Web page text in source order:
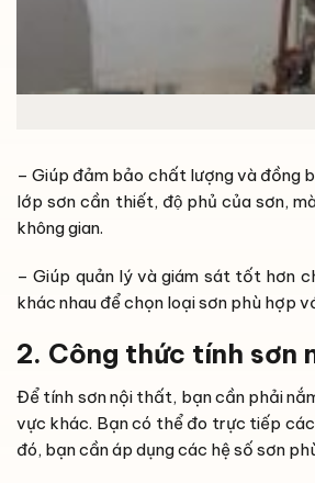
– Giúp đảm bảo chất lượng và đồng
lớp sơn cần thiết, độ phủ của sơn,
không gian.
– Giúp quản lý và giám sát tốt hơn
khác nhau để chọn loại sơn phù hợp
2. Công thức tính sơn
Để tính sơn nội thất, bạn cần phải
vực khác. Bạn có thể đo trực tiếp
đó, bạn cần áp dụng các hệ số sơn